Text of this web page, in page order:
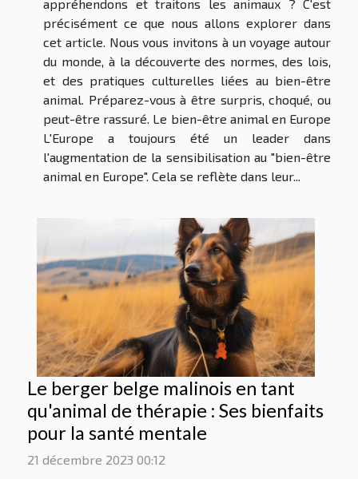
appréhendons et traitons les animaux ? C'est
précisément ce que nous allons explorer dans
cet article. Nous vous invitons à un voyage autour
du monde, à la découverte des normes, des lois,
et des pratiques culturelles liées au bien-être
animal. Préparez-vous à être surpris, choqué, ou
peut-être rassuré. Le bien-être animal en Europe
L'Europe a toujours été un leader dans
l'augmentation de la sensibilisation au "bien-être
animal en Europe". Cela se reflète dans leur...
Le berger belge malinois en tant
qu'animal de thérapie : Ses bienfaits
pour la santé mentale
21 décembre 2023 00:12